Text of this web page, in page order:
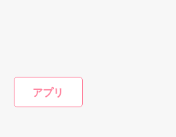
アプリ
※執筆期間2026.6.3〜7.20完結で
※他サイトさんにて恋愛トレンド1
で頂けると嬉しいです。
野花ひいろ／著